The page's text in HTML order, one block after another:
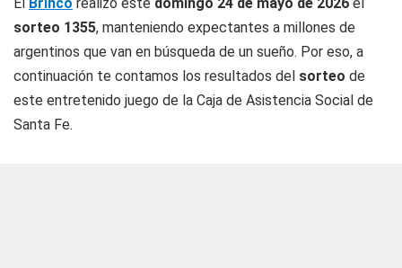
El Brinco realizó este domingo 24 de mayo de 2026 el
sorteo 1355, manteniendo expectantes a millones de
argentinos que van en búsqueda de un sueño. Por eso, a
continuación te contamos los resultados del sorteo de
este entretenido juego de la Caja de Asistencia Social de
Santa Fe.